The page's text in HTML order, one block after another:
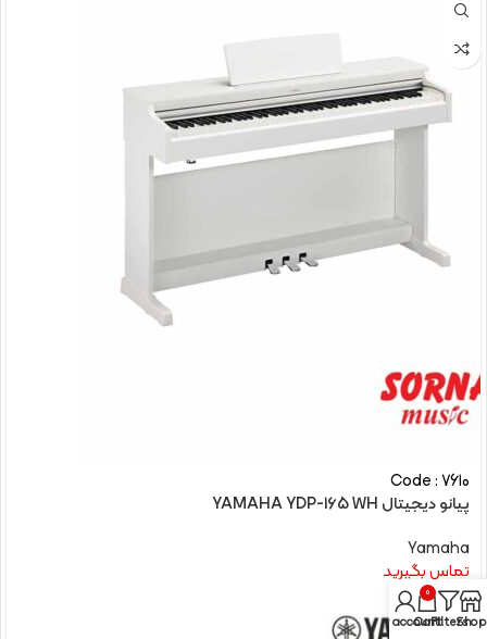
Code : 7610
پیانو دیجیتال YAMAHA YDP-165 WH
Yamaha
تماس بگیرید
Shop
Filters
0
Cart
My account